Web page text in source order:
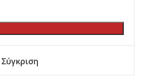
Εκθετήρια Καταστημάτων
Σουγιάδων
Μαχαιριών Κουζίνας
Στάντ
Σύγκριση